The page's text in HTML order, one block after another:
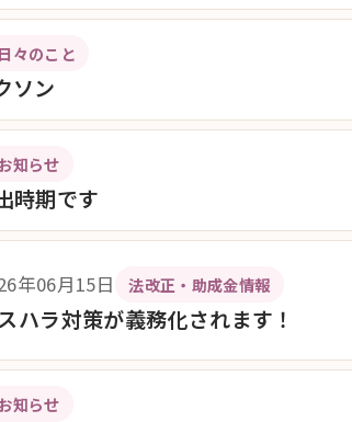
日々のこと
ソン
知らせ
時期です
年06月15日 法改正・助成金情報
ハラ対策が義務化されます！
知らせ